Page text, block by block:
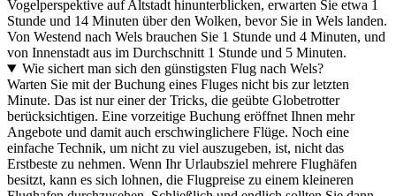
Vogelperspektive auf Altstadt hinunterblicken, erwarten Sie etwa 1
Stunde und 14 Minuten über den Wolken, bevor Sie in Wels landen.
Von Westend nach Wels brauchen Sie 1 Stunde und 4 Minuten, und
von Innenstadt aus im Durchschnitt 1 Stunde und 5 Minuten.
Wie sichert man sich den günstigsten Flug nach Wels?
Warten Sie mit der Buchung eines Fluges nicht bis zur letzten
Minute. Das ist nur einer der Tricks, die geübte Globetrotter
berücksichtigen. Eine vorzeitige Buchung eröffnet Ihnen mehr
Angebote und damit auch erschwinglichere Flüge. Noch eine
einfache Technik, um nicht zu viel auszugeben, ist, nicht das
Erstbeste zu nehmen. Wenn Ihr Urlaubsziel mehrere Flughäfen
besitzt, kann es sich lohnen, die Flugpreise zu einem kleineren